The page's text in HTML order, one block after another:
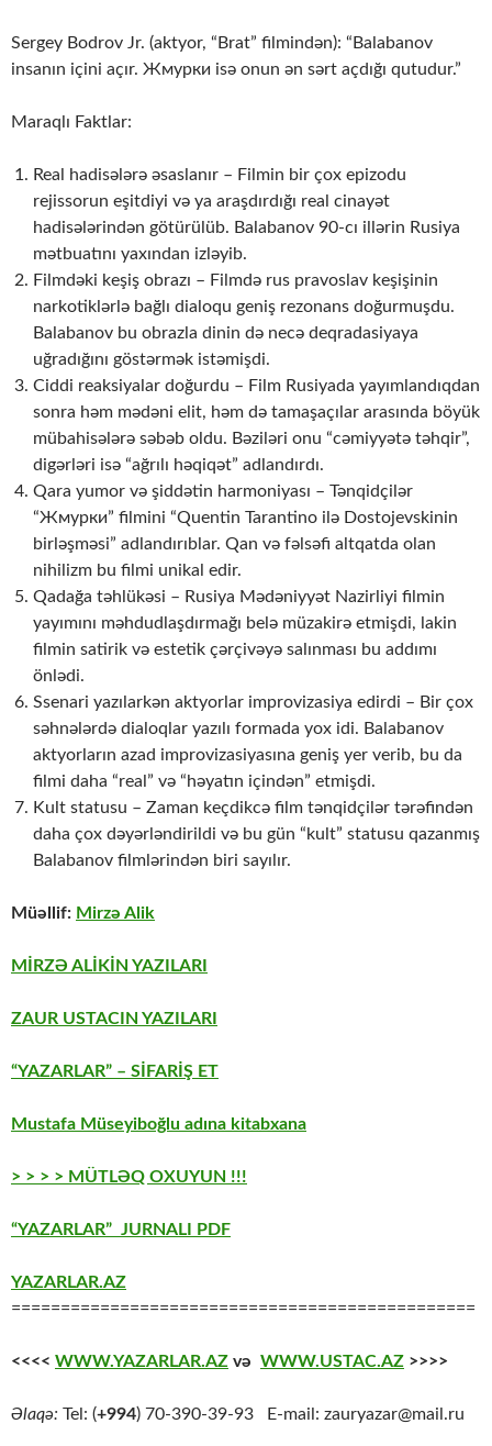
Sergey Bodrov Jr. (aktyor, “Brat” filmindən): “Balabanov
insanın içini açır. Жмурки isə onun ən sərt açdığı qutudur.”
Maraqlı Faktlar:
Real hadisələrə əsaslanır – Filmin bir çox epizodu
rejissorun eşitdiyi və ya araşdırdığı real cinayət
hadisələrindən götürülüb. Balabanov 90-cı illərin Rusiya
mətbuatını yaxından izləyib.
Filmdəki keşiş obrazı – Filmdə rus pravoslav keşişinin
narkotiklərlə bağlı dialoqu geniş rezonans doğurmuşdu.
Balabanov bu obrazla dinin də necə deqradasiyaya
uğradığını göstərmək istəmişdi.
Ciddi reaksiyalar doğurdu – Film Rusiyada yayımlandıqdan
sonra həm mədəni elit, həm də tamaşaçılar arasında böyük
mübahisələrə səbəb oldu. Bəziləri onu “cəmiyyətə təhqir”,
digərləri isə “ağrılı həqiqət” adlandırdı.
Qara yumor və şiddətin harmoniyası – Tənqidçilər
“Жмурки” filmini “Quentin Tarantino ilə Dostojevskinin
birləşməsi” adlandırıblar. Qan və fəlsəfi altqatda olan
nihilizm bu filmi unikal edir.
Qadağa təhlükəsi – Rusiya Mədəniyyət Nazirliyi filmin
yayımını məhdudlaşdırmağı belə müzakirə etmişdi, lakin
filmin satirik və estetik çərçivəyə salınması bu addımı
önlədi.
Ssenari yazılarkən aktyorlar improvizasiya edirdi – Bir çox
səhnələrdə dialoqlar yazılı formada yox idi. Balabanov
aktyorların azad improvizasiyasına geniş yer verib, bu da
filmi daha “real” və “həyatın içindən” etmişdi.
Kult statusu – Zaman keçdikcə film tənqidçilər tərəfindən
daha çox dəyərləndirildi və bu gün “kult” statusu qazanmış
Balabanov filmlərindən biri sayılır.
Müəllif: Mirzə Alik
MİRZƏ ALİKİN YAZILARI
ZAUR USTACIN YAZILARI
“YAZARLAR” – SİFARİŞ ET
Mustafa Müseyiboğlu adına kitabxana
> > > > MÜTLƏQ OXUYUN !!!
“YAZARLAR” JURNALI PDF
YAZARLAR.AZ
===============================================
<<<< WWW.YAZARLAR.AZ və WWW.USTAC.AZ >>>>
Əlaqə: Tel: (+994) 70-390-39-93 E-mail: zauryazar@mail.ru